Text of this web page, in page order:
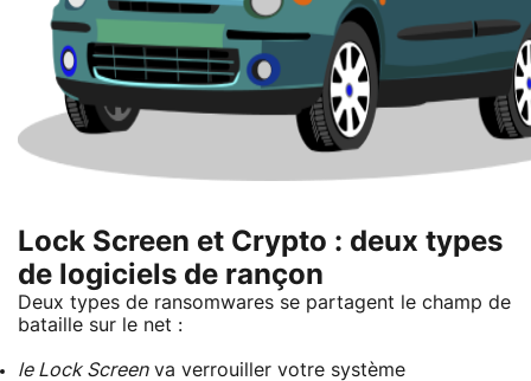
Lock Screen et Crypto : deux types
de logiciels de rançon
Deux types de ransomwares se partagent le champ de
bataille sur le net :
le Lock Screenva verrouiller votre système